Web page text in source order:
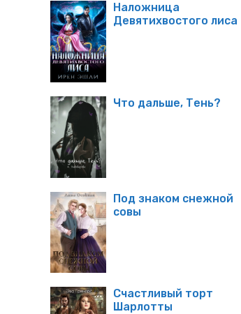
Наложница
Девятихвостого лиса
Что дальше, Тень?
Под знаком снежной
совы
Счастливый торт
Шарлотты